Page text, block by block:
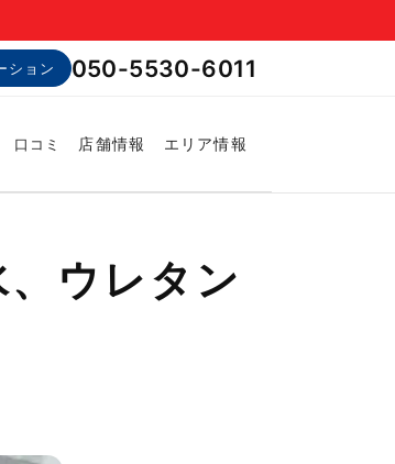
ション 050-5530-6011
口コミ 店舗情報 エリア情報
ウレタン